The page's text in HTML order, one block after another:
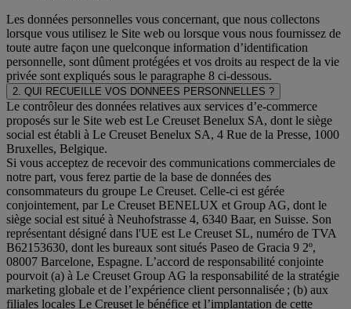
Les données personnelles vous concernant, que nous collectons
lorsque vous utilisez le Site web ou lorsque vous nous fournissez de
toute autre façon une quelconque information d’identification
personnelle, sont dûment protégées et vos droits au respect de la vie
privée sont expliqués sous le paragraphe 8 ci-dessous.
2. QUI RECUEILLE VOS DONNEES PERSONNELLES ?
Le contrôleur des données relatives aux services d’e-commerce
proposés sur le Site web est Le Creuset Benelux SA, dont le siège
social est établi à Le Creuset Benelux SA, 4 Rue de la Presse, 1000
Bruxelles, Belgique.
Si vous acceptez de recevoir des communications commerciales de
notre part, vous ferez partie de la base de données des
consommateurs du groupe Le Creuset. Celle-ci est gérée
conjointement, par Le Creuset BENELUX et Group AG, dont le
siège social est situé à Neuhofstrasse 4, 6340 Baar, en Suisse. Son
représentant désigné dans l'UE est Le Creuset SL, numéro de TVA
B62153630, dont les bureaux sont situés Paseo de Gracia 9 2º,
08007 Barcelone, Espagne. L’accord de responsabilité conjointe
pourvoit (a) à Le Creuset Group AG la responsabilité de la stratégie
marketing globale et de l’expérience client personnalisée ; (b) aux
filiales locales Le Creuset le bénéfice et l’implantation de cette